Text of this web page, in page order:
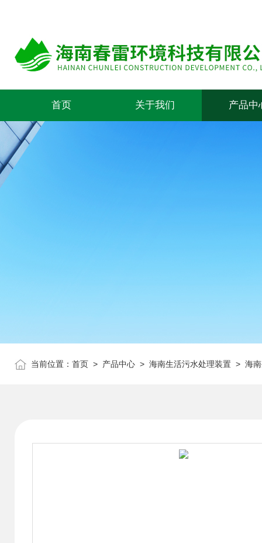
首页 关于我们 产品中
当前位置： 首页 > 产品中心 > 海南生活污水处理装置 > 海